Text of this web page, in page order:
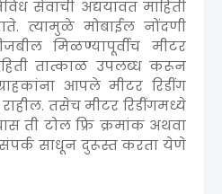
सेवांची अद्ययावत माहिती
त्यामुळे मोबाईल नोंदणी
मिळण्यापूर्वीच मीटर
तात्काळ उपलब्ध करून
आपले मीटर रिडींग
तसेच मीटर रिडींगमध्ये
ती टोल फ्रि क्रमांक अथवा
संपर्क साधून दुरूस्त करता येणे